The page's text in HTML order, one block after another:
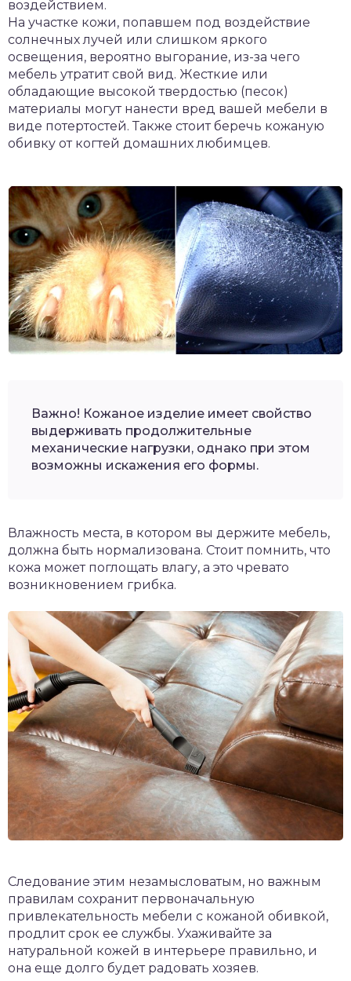
воздействием.
На участке кожи, попавшем под воздействие
солнечных лучей или слишком яркого
освещения, вероятно выгорание, из-за чего
мебель утратит свой вид. Жесткие или
обладающие высокой твердостью (песок)
материалы могут нанести вред вашей мебели в
виде потертостей. Также стоит беречь кожаную
обивку от когтей домашних любимцев.
Важно! Кожаное изделие имеет свойство
выдерживать продолжительные
механические нагрузки, однако при этом
возможны искажения его формы.
Влажность места, в котором вы держите мебель,
должна быть нормализована. Стоит помнить, что
кожа может поглощать влагу, а это чревато
возникновением грибка.
Следование этим незамысловатым, но важным
правилам сохранит первоначальную
привлекательность мебели с кожаной обивкой,
продлит срок ее службы. Ухаживайте за
натуральной кожей в интерьере правильно, и
она еще долго будет радовать хозяев.